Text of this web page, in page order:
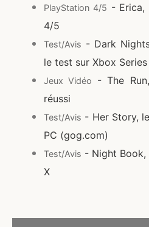
PlayStation 4/5 - Erica,
4/5
Test/Avis - Dark
le test sur Xbox Series
Jeux Vidéo
- The
réussi
Test/Avis - Her Story,
PC (gog.com)
Test/Avis - Night Book,
X